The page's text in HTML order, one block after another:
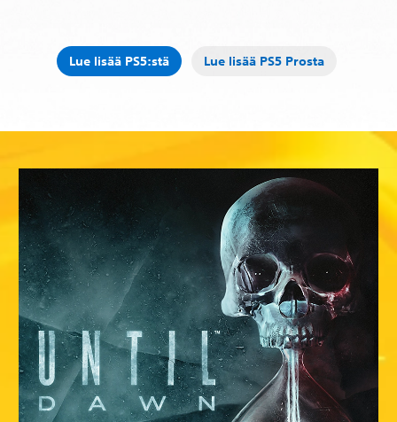
Lue lisää PS5:stä Lue lisää PS5 Prosta